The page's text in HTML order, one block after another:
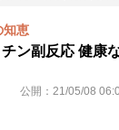
知恵
ン副反応 健康
公開： 21/05/08